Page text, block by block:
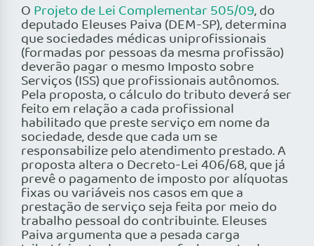
O Projeto de Lei Complementar 505/09, do
deputado Eleuses Paiva (DEM-SP), determina
que sociedades médicas uniprofissionais
(formadas por pessoas da mesma profissão)
deverão pagar o mesmo Imposto sobre
Serviços (ISS) que profissionais autônomos.
Pela proposta, o cálculo do tributo deverá ser
feito em relação a cada profissional
habilitado que preste serviço em nome da
sociedade, desde que cada um se
responsabilize pelo atendimento prestado. A
proposta altera o Decreto-Lei 406/68, que já
prevê o pagamento de imposto por alíquotas
fixas ou variáveis nos casos em que a
prestação de serviço seja feita por meio do
trabalho pessoal do contribuinte. Eleuses
Paiva argumenta que a pesada carga